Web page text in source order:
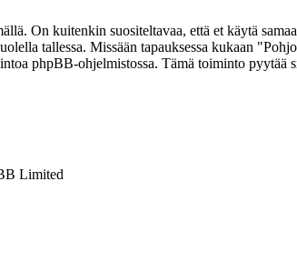
On kuitenkin suositeltavaa, että et käytä
tallessa. Missään tapauksessa kukaan
phpBB-ohjelmistossa. Tämä toiminto
Limited